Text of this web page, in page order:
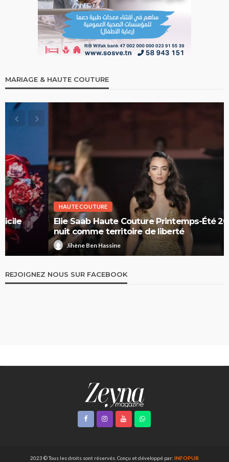
MARIAGE & HAUTE COUTURE
HAUTE COUTURE
Elie Saab Haute Couture Printemps-Été 2026 : la
nuit comme territoire de liberté
Jihène Ben Hassine
REJOIGNEZ NOUS SUR FACEBOOK
2023 © Tous les droits sont réservés. Conçu et développé par: INFOPUB